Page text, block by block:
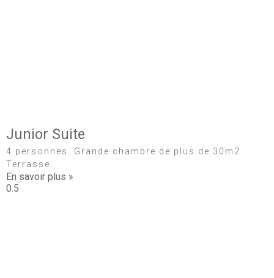
Junior Suite
4 personnes. Grande chambre de plus de 30m2.
Terrasse.
En savoir plus »